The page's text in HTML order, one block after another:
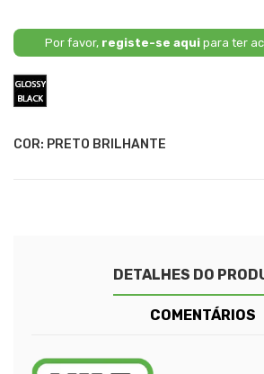
Por favor, registe-se aquipara ter
COR: PRETO BRILHANTE
Preto
DETALHES DO
COMENTÁRIOS